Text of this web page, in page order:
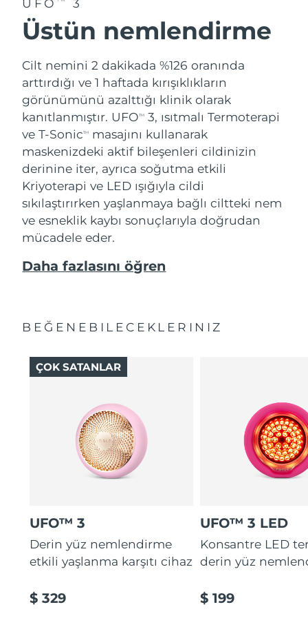
UFO 3
Üstün nemlendirme
Cilt nemini 2 dakikada %126 oranında
arttırdığı ve 1 haftada kırışıklıkların
görünümünü azalttığı klinik olarak
kanıtlanmıştır. UFOTM
3, ısıtmalı Termoterapi
ve T-SonicTM
masajını kullanarak
maskenizdeki aktif bileşenleri cildinizin
derinine iter, ayrıca soğutma etkili
Kriyoterapi ve LED ışığıyla cildi
sıkılaştırırken yaşlanmaya bağlı ciltteki nem
ve esneklik kaybı sonuçlarıyla doğrudan
mücadele eder.
Daha fazlasını öğren
BEĞENEBILECEKLERINIZ
UFO™ 3
Derin yüz nemlendirme
etkili yaşlanma karşıtı cihaz
$ 329
ÇOK SATANLAR
UFO™ 3 LED
Konsantre LED
derin yüz
$ 199